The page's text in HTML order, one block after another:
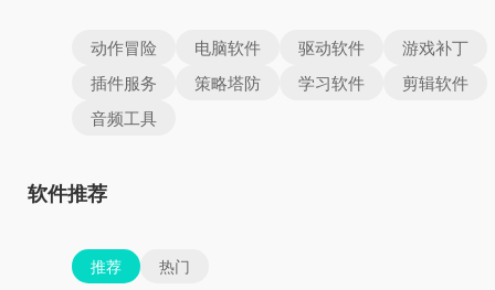
动作冒险 电脑软件 驱动软件
游戏补丁
插件服务
策略塔防 学习软件
剪辑软件
音频工具
软件推荐
推荐 热门